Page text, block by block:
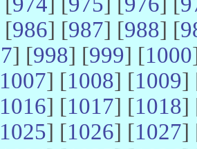
[986] [987] [988] [
] [998] [999] [1000
1007] [1008] [1009]
1016] [1017] [1018]
1025] [1026] [1027]